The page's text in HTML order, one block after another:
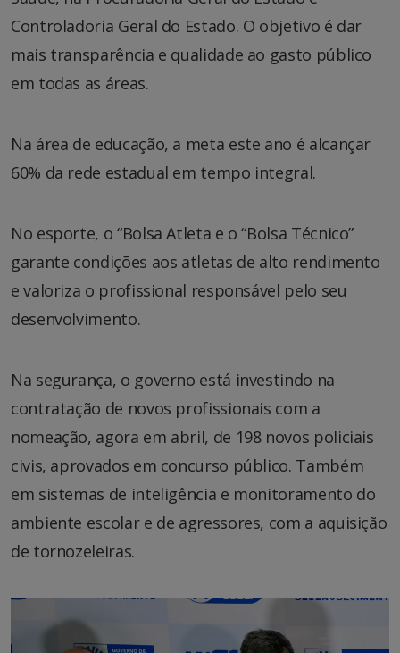
Controladoria Geral do Estado. O objetivo é dar
mais transparência e qualidade ao gasto público
em todas as áreas.
Na área de educação, a meta este ano é alcançar
60% da rede estadual em tempo integral.
No esporte, o “Bolsa Atleta e o “Bolsa Técnico”
garante condições aos atletas de alto rendimento
e valoriza o profissional responsável pelo seu
desenvolvimento.
Na segurança, o governo está investindo na
contratação de novos profissionais com a
nomeação, agora em abril, de 198 novos policiais
civis, aprovados em concurso público. Também
em sistemas de inteligência e monitoramento do
ambiente escolar e de agressores, com a aquisição
de tornozeleiras.